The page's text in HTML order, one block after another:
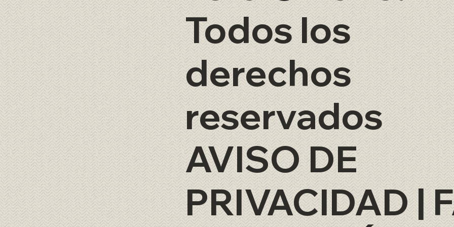
Todos los
derechos
reservados
AVISO DE
PRIVACIDAD|